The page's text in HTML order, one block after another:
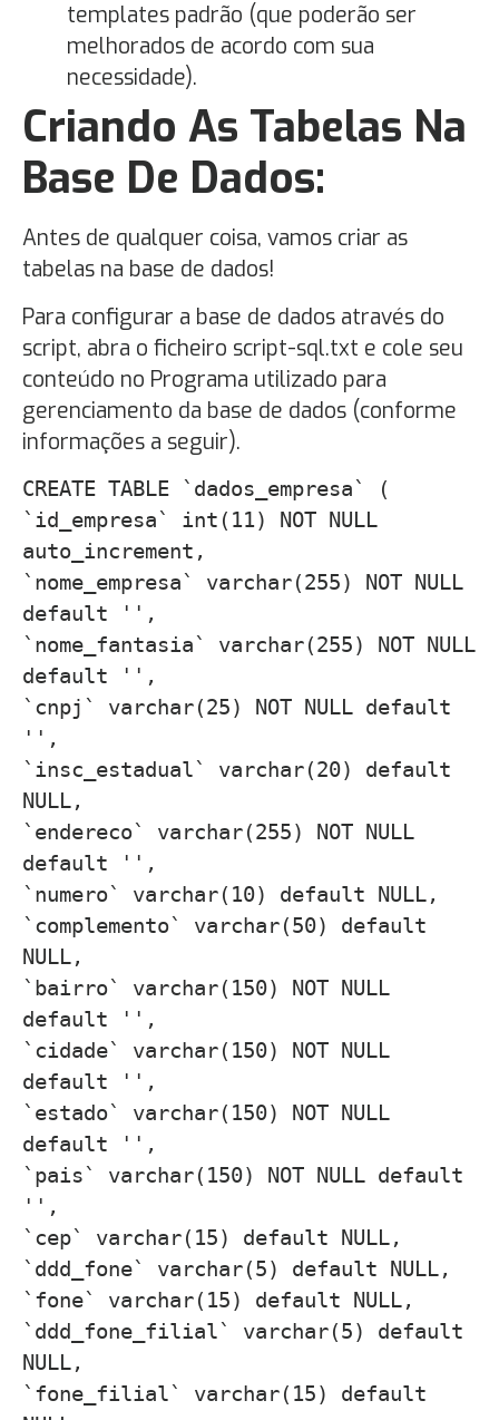
templates padrão (que poderão ser
melhorados de acordo com sua
necessidade).
Criando As Tabelas Na
Base De Dados:
Antes de qualquer coisa, vamos criar as
tabelas na base de dados!
Para configurar a base de dados através do
script, abra o ficheiro script-sql.txt e cole seu
conteúdo no Programa utilizado para
gerenciamento da base de dados (conforme
informações a seguir).
CREATE TABLE `dados_empresa` (
`id_empresa` int(11) NOT NULL
auto_increment,
`nome_empresa` varchar(255) NOT NULL
default '',
`nome_fantasia` varchar(255) NOT NULL
default '',
`cnpj` varchar(25) NOT NULL default
'',
`insc_estadual` varchar(20) default
NULL,
`endereco` varchar(255) NOT NULL
default '',
`numero` varchar(10) default NULL,
`complemento` varchar(50) default
NULL,
`bairro` varchar(150) NOT NULL
default '',
`cidade` varchar(150) NOT NULL
default '',
`estado` varchar(150) NOT NULL
default '',
`pais` varchar(150) NOT NULL default
'',
`cep` varchar(15) default NULL,
`ddd_fone` varchar(5) default NULL,
`fone` varchar(15) default NULL,
`ddd_fone_filial` varchar(5) default
NULL,
`fone_filial` varchar(15) default